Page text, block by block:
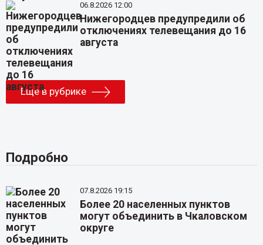
06.8.2026 12:00
Нижегородцев предупредили об
отключениях телевещания до 16
августа
Еще в рубрике
Подробно
07.8.2026 19:15
Более 20 населенных пунктов
могут объединить в Чкаловском
округе